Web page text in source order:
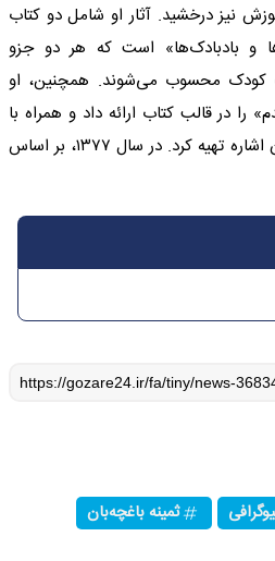
نیز درخشید. آثار او شامل دو کتاب
و بادبادک‌ها» است که هر دو جزو
کودک محسوب می‌شوند. همچنین، او
را در قالب کتاب ارائه داد و همراه با
یونیسف، ویدئویی از آن به زبان اشاره تهیه کرد. در سال ۱۳۷۷، بر اساس
ثمینه باغچه‌بان